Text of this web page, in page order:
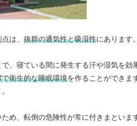
は、 抜群の通気性と吸湿性にあります。
、寝ている間に発生する汗や湿気を効
で衛生的な睡眠環境を作ることができま
め、転倒の危険性が常に付きまといま